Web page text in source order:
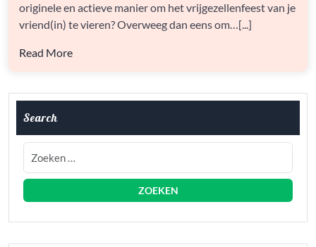
SAMEN
VAN
originele en actieve manier om het vrijgezellenfeest van je
vriend(in) te vieren? Overweeg dan eens om…[...]
Read More
Search